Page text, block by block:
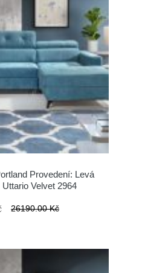
Provedení: Levá
Velvet 2964
26190.00 Kč